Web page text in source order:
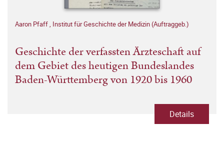
Aaron Pfaff, Institut für Geschichte der Medizin (Auftraggeb.)
Geschichte der verfassten Ärzteschaft auf
dem Gebiet des heutigen Bundeslandes
Baden-Württemberg von 1920 bis 1960
Details